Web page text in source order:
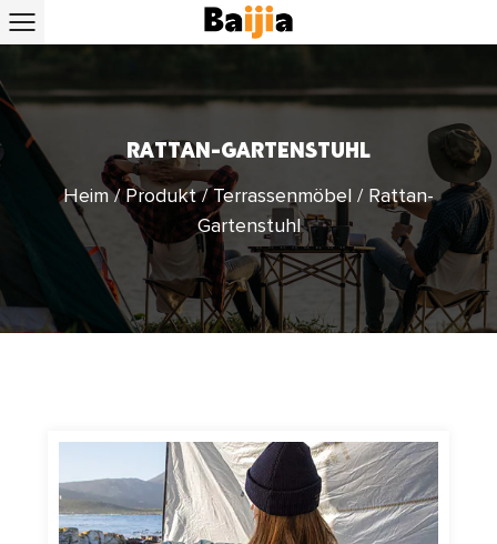
RATTAN-GARTENSTUHL
Heim/ Produkt/Terrassenmöbel / Rattan-
Gartenstuhl